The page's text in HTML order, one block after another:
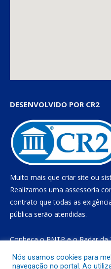
DESENVOLVIDO POR CR2
Muito mais que criar site ou
Realizamos uma assessoria
contrato que todas as
pública serão atendidas.
Conheça oPNTPe oRadar da
Nós usamos cookies para
navegação no portal. Ao